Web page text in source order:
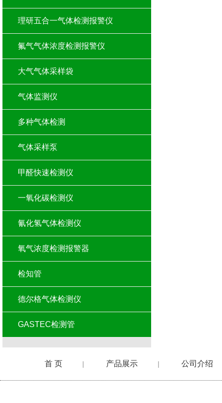
理研五合一气体检测报警仪
氟气气体浓度检测报警仪
大气气体采样袋
气体监测仪
多种气体检测
气体采样泵
甲醛快速检测仪
一氧化碳检测仪
氰化氢气体检测仪
氧气浓度检测报警器
检知管
德尔格气体检测仪
GASTEC检测管
首 页 | 产品展示 | 公司介绍